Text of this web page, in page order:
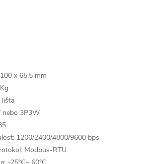
x 65.5 mm
lišta
nebo 3P3W
1200/2400/4800/9600 bps
Modbus-RTU